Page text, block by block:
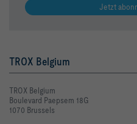
Jetzt
TROX Belgium
TROX Belgium
Boulevard Paepsem 18G
1070 Brussels